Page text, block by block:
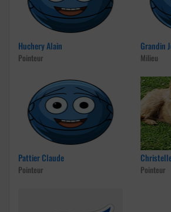
Huchery Alain
Pointeur
Grandin
Milieu
Pattier Claude
Pointeur Pointeur